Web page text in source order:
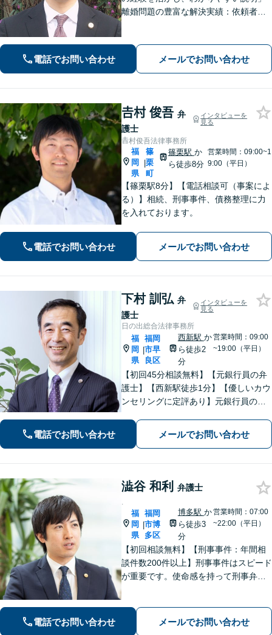
離婚問題の豊富な解決実績：依頼者さ
金問題：豊富な相談実績で借金の苦し
みへの深く共感」ご依頼後は最短で督
電話でお問い合わせ メールでお問い合わせ
𠮷村 俊吾 弁
護士
インタビューを
見る
𠮷村俊吾法律事務所
福
岡
県
|
篠
栗
町
篠栗駅 か
ら徒歩8分
営業時間：09:00~1
9:00（平日）
【篠栗駅8分】【電話相談可（事案によ
る）】相続、刑事事件、債務整理に力
を入れております。
電話でお問い合わせ メールでお問い合わせ
下村 訓弘 弁
護士
インタビューを
見る
日の出総合法律事務所
福
岡
県
|
福岡
市早
良区
西新駅 か
ら徒歩2
分
営業時間：09:00
~19:00（平日）
【初回45分相談無料】【元銀行員の弁
護士】【西新駅徒歩1分】【優しいカウ
ンセリングに定評あり】元銀行員のノ
理／労働雇用／企業法務／債権回収か
ら離婚問題までサポートします。経営
電話でお問い合わせ メールでお問い合わせ
澁谷 和利 弁護士
.
福
岡
県
|
福岡
市博
多区
博多駅 か
ら徒歩3
分
営業時間：07:00
~22:00（平日）
【初回相談無料】【刑事事件：年間相
談件数200件以上】刑事事件はスピード
が重要です。使命感を持って刑事弁護
対応可能：通訳を介さず英語で直接サ
ポート】
電話でお問い合わせ メールでお問い合わせ